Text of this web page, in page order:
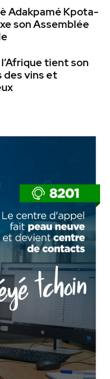
Adakpamé Kpota-
son Assemblée
l’Afrique tient son
des vins et